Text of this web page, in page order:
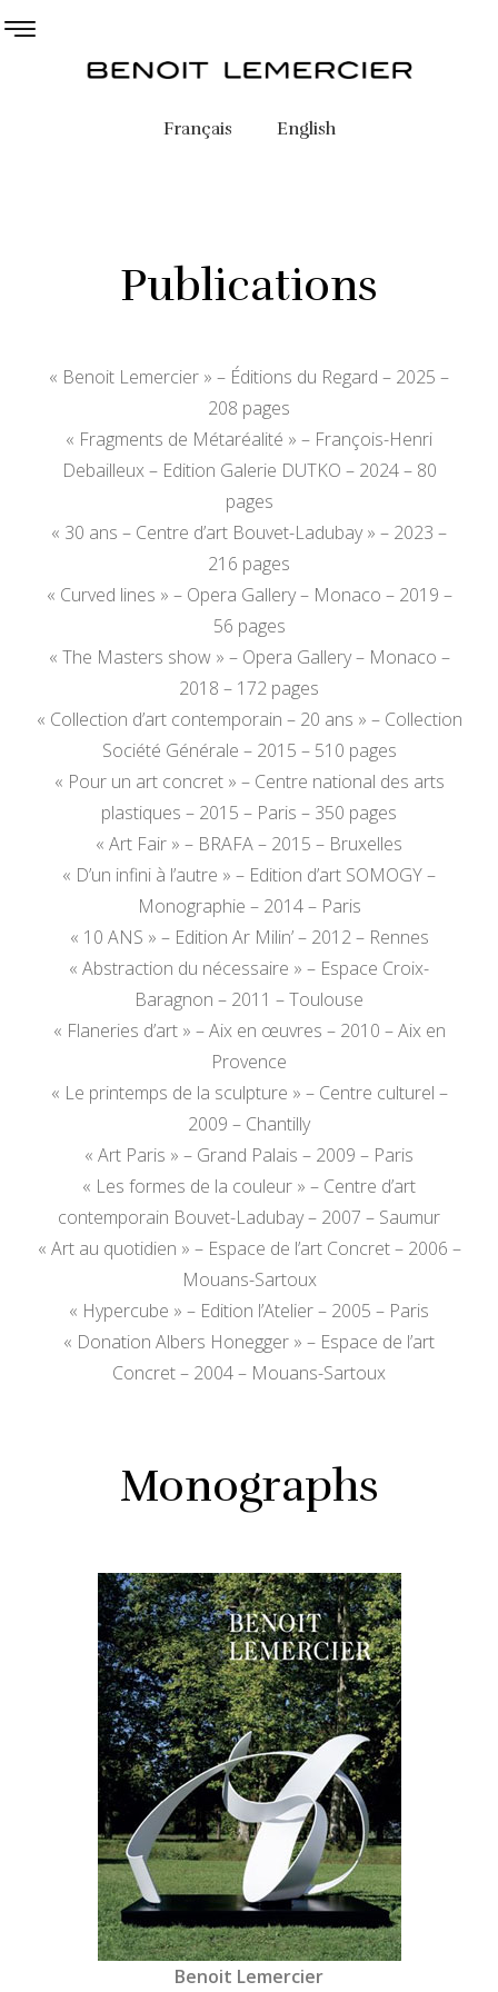
Français English
Publications
« Benoit Lemercier » – Éditions du Regard – 2025 –
208 pages
« Fragments de Métaréalité » – François-Henri
Debailleux – Edition Galerie DUTKO – 2024 – 80
pages
« 30 ans – Centre d’art Bouvet-Ladubay » – 2023 –
216 pages
« Curved lines » – Opera Gallery – Monaco – 2019 –
56 pages
« The Masters show » – Opera Gallery – Monaco –
2018 – 172 pages
« Collection d’art contemporain – 20 ans » – Collection
Société Générale – 2015 – 510 pages
« Pour un art concret » – Centre national des arts
plastiques – 2015 – Paris – 350 pages
« Art Fair » – BRAFA – 2015 – Bruxelles
« D’un infini à l’autre » – Edition d’art SOMOGY –
Monographie – 2014 – Paris
« 10 ANS » – Edition Ar Milin’ – 2012 – Rennes
« Abstraction du nécessaire » – Espace Croix-
Baragnon – 2011 – Toulouse
« Flaneries d’art » – Aix en œuvres – 2010 – Aix en
Provence
« Le printemps de la sculpture » – Centre culturel –
2009 – Chantilly
« Art Paris » – Grand Palais – 2009 – Paris
« Les formes de la couleur » – Centre d’art
contemporain Bouvet-Ladubay – 2007 – Saumur
« Art au quotidien » – Espace de l’art Concret – 2006 –
Mouans-Sartoux
« Hypercube » – Edition l’Atelier – 2005 – Paris
« Donation Albers Honegger » – Espace de l’art
Concret – 2004 – Mouans-Sartoux
Monographs
Benoit Lemercier